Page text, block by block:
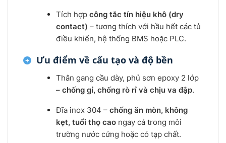
Tích hợp công tắc tín hiệu khô (dry
contact) – tương thích với hầu hết các tủ
điều khiển, hệ thống BMS hoặc PLC.
Ưu điểm về cấu tạo và độ bền
Thân gang cầu dày, phủ sơn epoxy 2 lớp
– chống gỉ, chống rò rỉ và chịu va đập.
Đĩa inox 304 – chống ăn mòn, không
kẹt, tuổi thọ caongay cả trong môi
trường nước cứng hoặc có tạp chất.